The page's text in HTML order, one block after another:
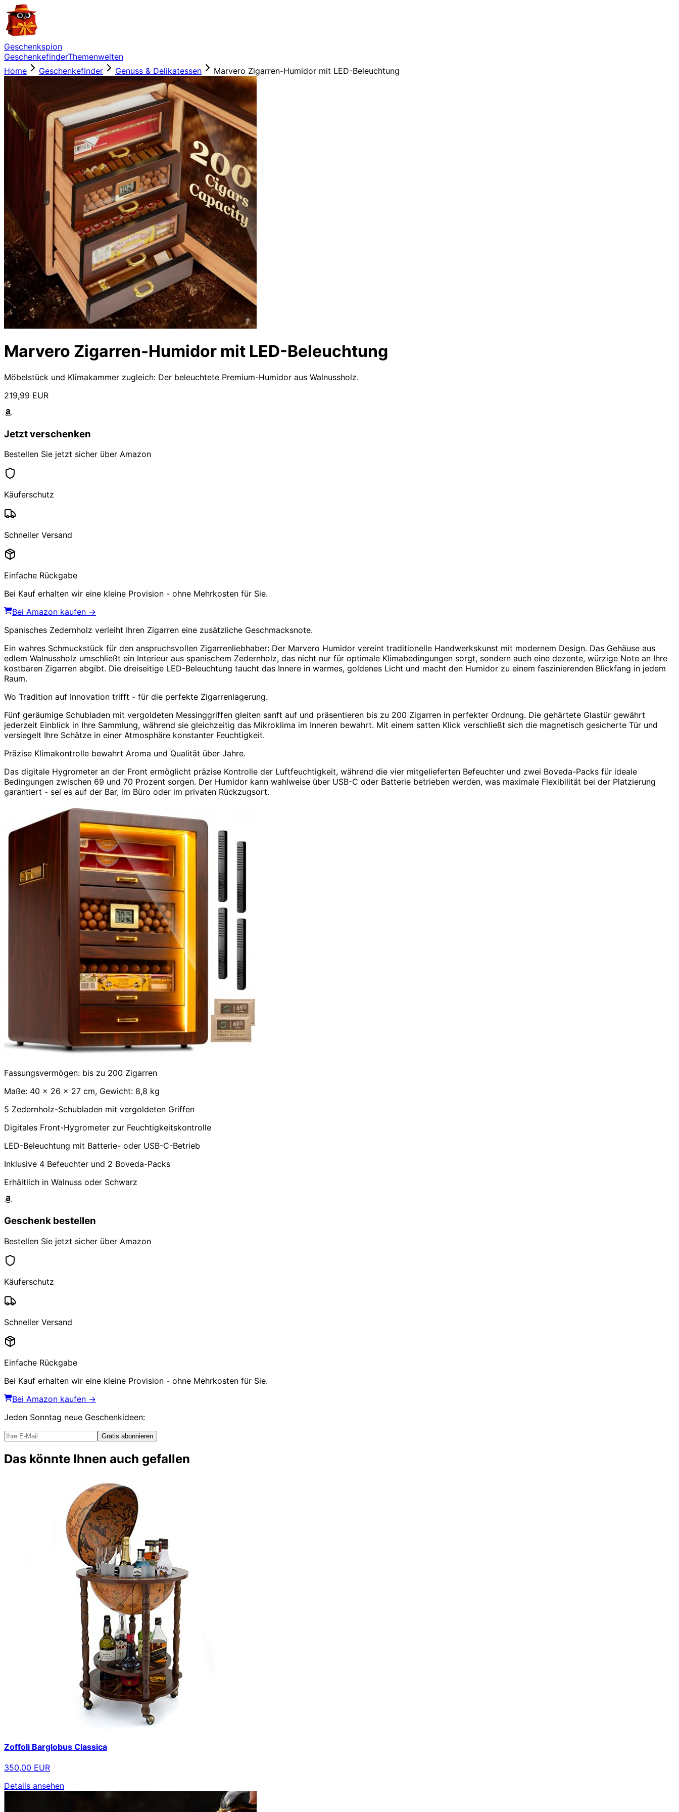
Geschenkspion
GeschenkefinderThemenwelten
Home
Geschenkefinder Genuss & Delikatessen Marvero Zigarren-Humidor mit LED-Beleuchtung
Marvero Zigarren-Humidor mit LED-Beleuchtung
Möbelstück und Klimakammer zugleich: Der beleuchtete Premium-Humidor aus Walnussholz.
219,99 EUR
Jetzt verschenken
Bestellen Sie jetzt sicher über Amazon
Käuferschutz
Schneller Versand
Einfache Rückgabe
Bei Kauf erhalten wir eine kleine Provision - ohne Mehrkosten für Sie.
Bei Amazon kaufen →
Spanisches Zedernholz verleiht Ihren Zigarren eine zusätzliche Geschmacksnote.
Ein wahres Schmuckstück für den anspruchsvollen Zigarrenliebhaber: Der Marvero Humidor vereint traditionelle Handwerkskunst mit modernem Design. Das Gehäuse aus
edlem Walnussholz umschließt ein Interieur aus spanischem Zedernholz, das nicht nur für optimale Klimabedingungen sorgt, sondern auch eine dezente, würzige Note an Ihre
kostbaren Zigarren abgibt. Die dreiseitige LED-Beleuchtung taucht das Innere in warmes, goldenes Licht und macht den Humidor zu einem faszinierenden Blickfang in jedem
Raum.
Wo Tradition auf Innovation trifft - für die perfekte Zigarrenlagerung.
Fünf geräumige Schubladen mit vergoldeten Messinggriffen gleiten sanft auf und präsentieren bis zu 200 Zigarren in perfekter Ordnung. Die gehärtete Glastür gewährt
jederzeit Einblick in Ihre Sammlung, während sie gleichzeitig das Mikroklima im Inneren bewahrt. Mit einem satten Klick verschließt sich die magnetisch gesicherte Tür und
versiegelt Ihre Schätze in einer Atmosphäre konstanter Feuchtigkeit.
Präzise Klimakontrolle bewahrt Aroma und Qualität über Jahre.
Das digitale Hygrometer an der Front ermöglicht präzise Kontrolle der Luftfeuchtigkeit, während die vier mitgelieferten Befeuchter und zwei Boveda-Packs für ideale
Bedingungen zwischen 69 und 70 Prozent sorgen. Der Humidor kann wahlweise über USB-C oder Batterie betrieben werden, was maximale Flexibilität bei der Platzierung
garantiert - sei es auf der Bar, im Büro oder im privaten Rückzugsort.
Fassungsvermögen: bis zu 200 Zigarren
Maße: 40 x 26 x 27 cm, Gewicht: 8,8 kg
5 Zedernholz-Schubladen mit vergoldeten Griffen
Digitales Front-Hygrometer zur Feuchtigkeitskontrolle
LED-Beleuchtung mit Batterie- oder USB-C-Betrieb
Inklusive 4 Befeuchter und 2 Boveda-Packs
Erhältlich in Walnuss oder Schwarz
Geschenk bestellen
Bestellen Sie jetzt sicher über Amazon
Käuferschutz
Schneller Versand
Einfache Rückgabe
Bei Kauf erhalten wir eine kleine Provision - ohne Mehrkosten für Sie.
Bei Amazon kaufen →
Jeden Sonntag neue Geschenkideen:
Gratis abonnieren
Das könnte Ihnen auch gefallen
Zoffoli Barglobus Classica
350,00 EUR
Details ansehen